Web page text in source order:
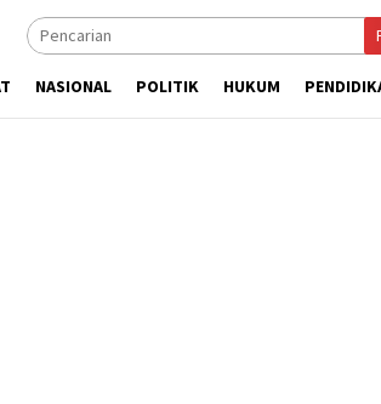
NASIONAL POLITIK HUKUM